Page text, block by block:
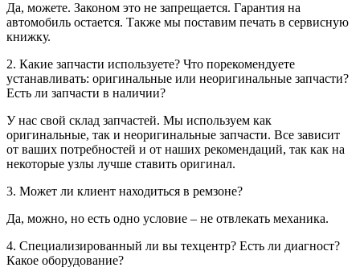
Да, можете. Законом это не запрещается. Гарантия на
автомобиль остается. Также мы поставим печать в сервисную
книжку.
2. Какие запчасти используете? Что порекомендуете
устанавливать: оригинальные или неоригинальные запчасти?
Есть ли запчасти в наличии?
У нас свой склад запчастей. Мы используем как
оригинальные, так и неоригинальные запчасти. Все зависит
от ваших потребностей и от наших рекомендаций, так как на
некоторые узлы лучше ставить оригинал.
3. Может ли клиент находиться в ремзоне?
Да, можно, но есть одно условие – не отвлекать механика.
4. Специализированный ли вы техцентр? Есть ли диагност?
Какое оборудование?